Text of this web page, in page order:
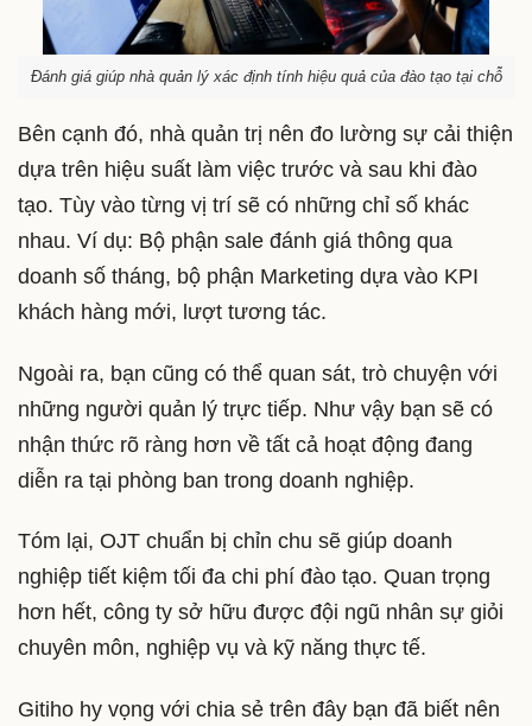
Đánh giá giúp nhà quản lý xác định tính hiệu quả của đào tạo tại chỗ
Bên cạnh đó, nhà quản trị nên đo lường sự cải thiện
dựa trên hiệu suất làm việc trước và sau khi đào
tạo. Tùy vào từng vị trí sẽ có những chỉ số khác
nhau. Ví dụ: Bộ phận sale đánh giá thông qua
doanh số tháng, bộ phận Marketing dựa vào KPI
khách hàng mới, lượt tương tác.
Ngoài ra, bạn cũng có thể quan sát, trò chuyện với
những người quản lý trực tiếp. Như vậy bạn sẽ có
nhận thức rõ ràng hơn về tất cả hoạt động đang
diễn ra tại phòng ban trong doanh nghiệp.
Tóm lại, OJT chuẩn bị chỉn chu sẽ giúp doanh
nghiệp tiết kiệm tối đa chi phí đào tạo. Quan trọng
hơn hết, công ty sở hữu được đội ngũ nhân sự giỏi
chuyên môn, nghiệp vụ và kỹ năng thực tế.
Gitiho hy vọng với chia sẻ trên đây bạn đã biết nên